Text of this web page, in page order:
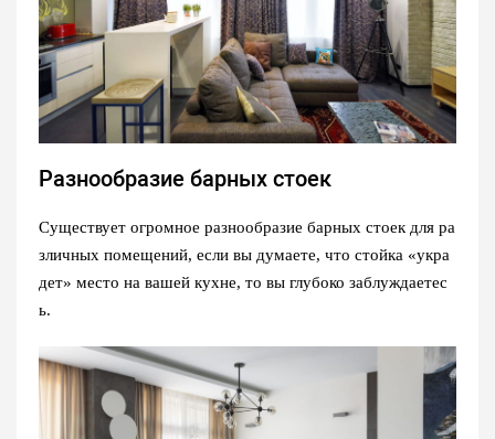
Разнообразие барных стоек
Существует огромное разнообразие барных стоек для ра
зличных помещений, если вы думаете, что стойка «укра
дет» место на вашей кухне, то вы глубоко заблуждаетес
ь.